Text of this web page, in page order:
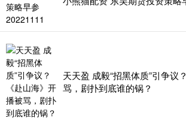
天天盈 成毅“招黑体质”引争议
骂，剧扑到底谁的锅？